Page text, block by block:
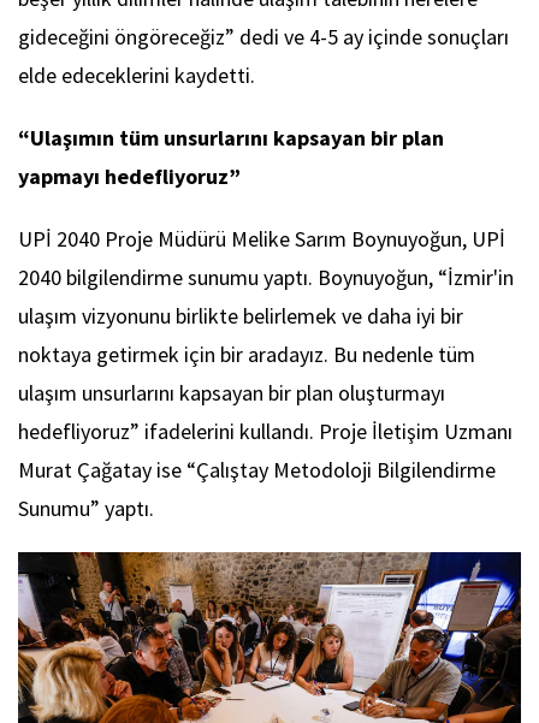
gideceğini öngöreceğiz” dedi ve 4-5 ay içinde sonuçları
elde edeceklerini kaydetti.
“Ulaşımın tüm unsurlarını kapsayan bir plan
yapmayı hedefliyoruz”
UPİ 2040 Proje Müdürü Melike Sarım Boynuyoğun, UPİ
2040 bilgilendirme sunumu yaptı. Boynuyoğun, “İzmir'in
ulaşım vizyonunu birlikte belirlemek ve daha iyi bir
noktaya getirmek için bir aradayız. Bu nedenle tüm
ulaşım unsurlarını kapsayan bir plan oluşturmayı
hedefliyoruz” ifadelerini kullandı. Proje İletişim Uzmanı
Murat Çağatay ise “Çalıştay Metodoloji Bilgilendirme
Sunumu” yaptı.